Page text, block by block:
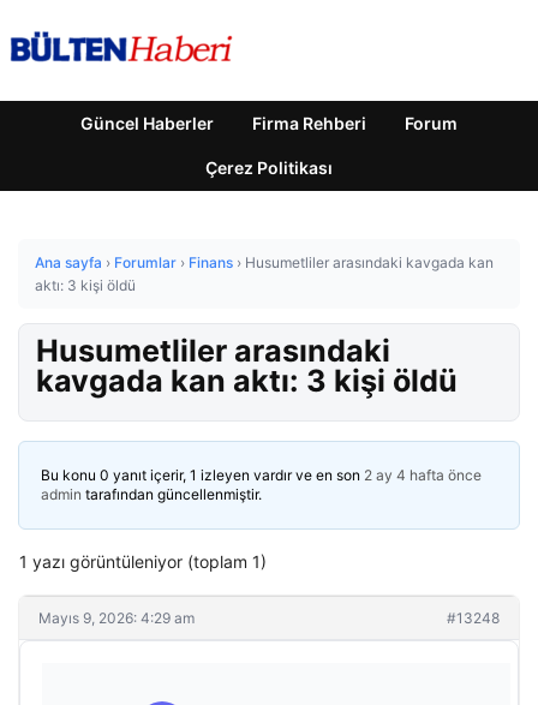
Güncel Haberler Firma Rehberi Forum
Çerez Politikası
Ana sayfa › Forumlar › Finans › Husumetliler arasındaki kavgada kan
aktı: 3 kişi öldü
Husumetliler arasındaki
kavgada kan aktı: 3 kişi öldü
Bu konu 0 yanıt içerir, 1 izleyen vardır ve en son 2 ay 4 hafta önce
admin tarafından güncellenmiştir.
1 yazı görüntüleniyor (toplam 1)
Mayıs 9, 2026: 4:29 am #13248